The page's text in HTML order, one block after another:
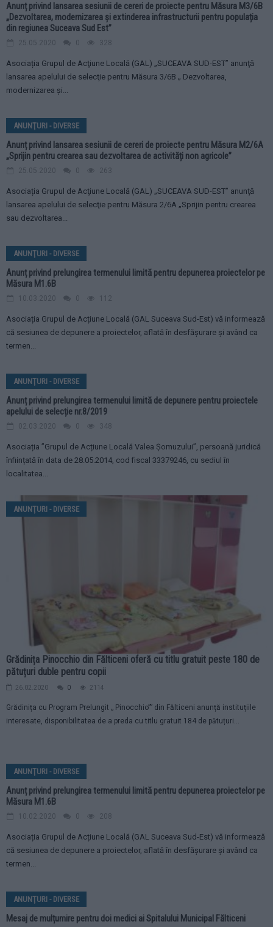
Anunț privind lansarea sesiunii de cereri de proiecte pentru Măsura M3/6B
„Dezvoltarea, modernizarea și extinderea infrastructurii pentru populația
din regiunea Suceava Sud Est”
25.05.2020 0 328
Asociația Grupul de Acţiune Locală (GAL) „SUCEAVA SUD-EST” anunţă
lansarea apelului de selecţie pentru Măsura 3/6B „ Dezvoltarea,
modernizarea și...
ANUNŢURI - DIVERSE
Anunț privind lansarea sesiunii de cereri de proiecte pentru Măsura M2/6A
„Sprijin pentru crearea sau dezvoltarea de activități non agricole”
25.05.2020 0 263
Asociația Grupul de Acţiune Locală (GAL) „SUCEAVA SUD-EST” anunţă
lansarea apelului de selecţie pentru Măsura 2/6A „Sprijin pentru crearea
sau dezvoltarea...
ANUNŢURI - DIVERSE
Anunț privind prelungirea termenului limită pentru depunerea proiectelor pe
Măsura M1.6B
10.03.2020 0 112
Asociația Grupul de Acțiune Locală (GAL Suceava Sud-Est) vă informează
că sesiunea de depunere a proiectelor, aflată în desfășurare și având ca
termen...
ANUNŢURI - DIVERSE
Anunț privind prelungirea termenului limită de depunere pentru proiectele
apelului de selecție nr.8/2019
02.03.2020 0 348
Asociația ”Grupul de Acțiune Locală Valea Șomuzului”, persoană juridică
înființată în data de 28.05.2014, cod fiscal 33379246, cu sediul în
localitatea...
ANUNŢURI - DIVERSE
Grădinița Pinocchio din Fălticeni oferă cu titlu gratuit peste 180 de
pătuțuri duble pentru copii
26.02.2020 0 2114
Grădinița cu Program Prelungit „ Pinocchio”” din Fălticeni anunță instituțiile
interesate, disponibilitatea de a preda cu titlu gratuit 184 de pătuțuri...
ANUNŢURI - DIVERSE
Anunț privind prelungirea termenului limită pentru depunerea proiectelor pe
Măsura M1.6B
10.02.2020 0 208
Asociația Grupul de Acțiune Locală (GAL Suceava Sud-Est) vă informează
că sesiunea de depunere a proiectelor, aflată în desfășurare și având ca
termen...
ANUNŢURI - DIVERSE
Mesaj de mulțumire pentru doi medici ai Spitalului Municipal Fălticeni